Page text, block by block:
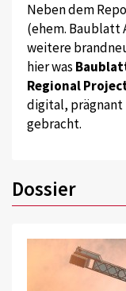
Neben dem
(ehem. Baublatt
weitere
hier was
Regional
digital, prägnant
gebracht.
Dossier